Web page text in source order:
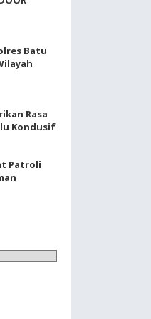
Batu
Rasa
Kondusif
Patroli